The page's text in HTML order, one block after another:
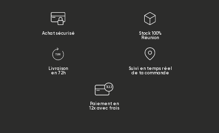
Achat sécurisé
Stock 100%
Réunion
Livraison
en 72h
Suivi en temps réel
de ta commande
Paiement en
12x avec frais